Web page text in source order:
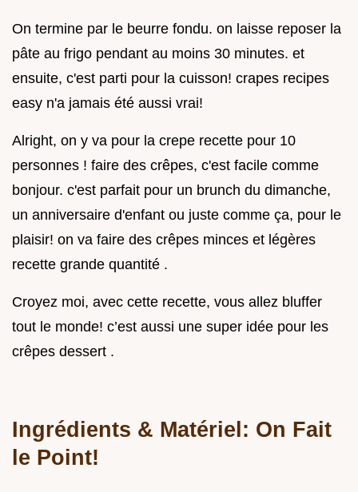
On termine par le beurre fondu. on laisse reposer la
pâte au frigo pendant au moins 30 minutes. et
ensuite, c'est parti pour la cuisson! crapes recipes
easy n'a jamais été aussi vrai!
Alright, on y va pour la crepe recette pour 10
personnes ! faire des crêpes, c'est facile comme
bonjour. c'est parfait pour un brunch du dimanche,
un anniversaire d'enfant ou juste comme ça, pour le
plaisir! on va faire des crêpes minces et légères
recette grande quantité .
Croyez moi, avec cette recette, vous allez bluffer
tout le monde! c’est aussi une super idée pour les
crêpes dessert .
Ingrédients & Matériel: On Fait
le Point!